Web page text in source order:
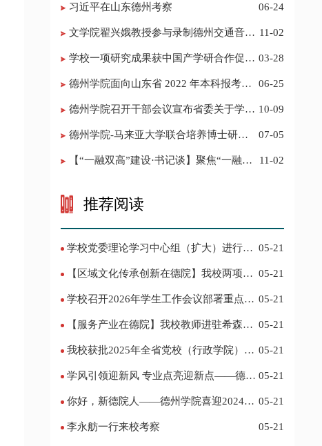
习近平在山东德州考察 06-24
11-02
03-28
06-25
10-09
07-05
11-02
推荐阅读
学校党委理论学习中心组（扩大）进行集
05-21
【区域文化传承创新在德院】我校两项作
教育优秀名单
05-21
学校召开2026年学生工作会议部署重点工
05-21
【服务产业在德院】我校教师进驻希森博
05-21
我校获批2025年全省党校（行政学院）系
05-21
学风引领迎新风 专业点亮迎新点——德州
05-21
你好，新德院人——德州学院喜迎2024级
05-21
李永舫一行来校考察 05-21